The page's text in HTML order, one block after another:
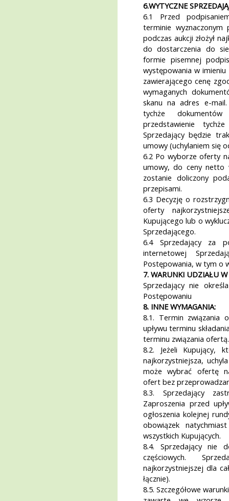
6.WYTYCZNE
6.1 Przed
terminie wyznaczonym
podczas aukcji złożył
do dostarczenia do
formie pisemnej
występowania w
zawierającego cenę
wymaganych
skanu na adres e-
tychże
przedstawienie
Sprzedający będzie
umowy (uchylaniem się
6.2 Po wyborze oferty
umowy, do ceny netto
zostanie doliczony
przepisami.
6.3 Decyzję o
oferty
Kupującego lub o
Sprzedającego.
6.4 Sprzedający za
internetowej
Postępowania, w tym o
7. WARUNKI UDZIAŁU
Sprzedający nie
Postępowaniu
8. INNE WYMAGANIA:
8.1. Termin związania
upływu terminu
terminu związania ofertą.
8.2. Jeżeli Kupujący,
najkorzystniejsza,
może wybrać ofertę
ofert bez
8.3. Sprzedający
Zaproszenia przed
ogłoszenia kolejnej
obowiązek
wszystkich Kupujących.
8.4. Sprzedający nie
częściowych.
najkorzystniejszej dla
łącznie).
8.5. Szczegółowe